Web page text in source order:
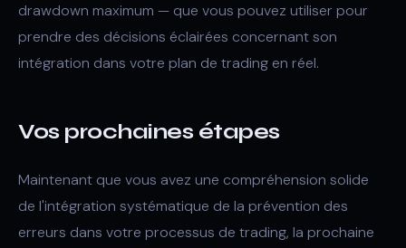
drawdown maximum — que vous pouvez utiliser pour
prendre des décisions éclairées concernant son
intégration dans votre plan de trading en réel.
Vos prochaines étapes
Maintenant que vous avez une compréhension solide
de l'intégration systématique de la prévention des
erreurs dans votre processus de trading, la prochaine